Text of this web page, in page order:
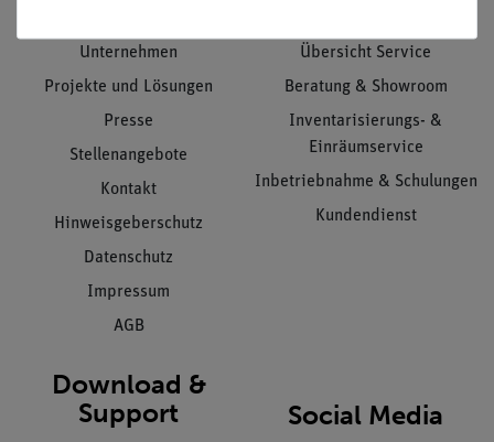
Unternehmen
Projekte und Lösungen
Presse
Stellenangebote
Kontakt
Hinweisgeberschutz
Datenschutz
Impressum
AGB
Übersicht Service
Beratung & Showroom
Inventarisierungs- &
Einräumservice
Inbetriebnahme & Schulungen
Kundendienst
Download &
Support
Social Media